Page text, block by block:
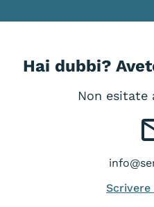
Hai dubbi?
Non esitate